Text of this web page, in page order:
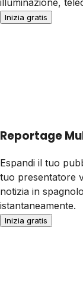
illuminazione,
Inizia gratis
Reportage
Espandi il tuo
tuo presentatore
notizia in
istantaneamente.
Inizia gratis